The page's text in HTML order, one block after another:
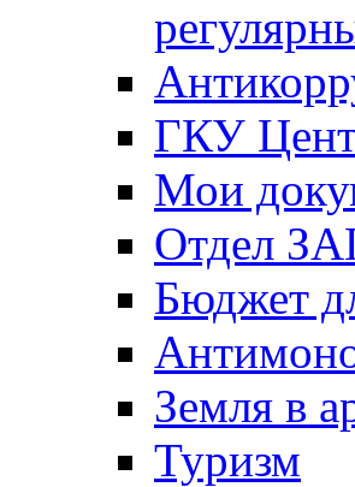
ГКУ
Мои
Отдел
Бюджет
Земля в
Туризм